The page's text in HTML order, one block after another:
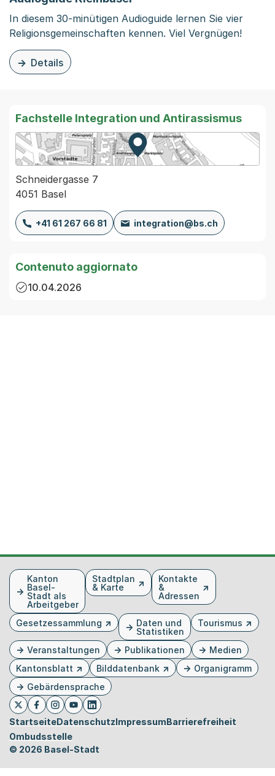
In diesem 30-minütigen Audioguide lernen Sie vier
Religionsgemeinschaften kennen. Viel Vergnügen!
Details
zu dieser Organisationsseite: Audioguide Kleinbasel
Fachstelle Integration und Antirassismus
Zur Karte von MapBS.
Externer Link, wird in einem
Schneidergasse 7
4051 Basel
+41 61 267 66 81 integration@bs.ch
Contenuto aggiornato
10.04.2026
FusszeileKanton
Basel-
Stadt als
Arbeitgeber
Stadtplan
& Karte
Kontakte
&
Adressen
Gesetzessammlung
Daten und
Statistiken
Tourismus
Veranstaltungen Publikationen
Medien
Kantonsblatt
Bilddatenbank
Organigramm
Gebärdensprache
Twitter Externer Link, wird in einem neuen Tab oder Fenster
FacebookExterner Link, wird in einem neuen Tab oder
InstagramExterner Link, wird in einem neuen Tab
YoutubeExterner Link, wird in einem neuen
Linkedin
StartseiteDatenschutzImpressumBarrierefreiheit
Ombudsstelle
© 2026 Basel-Stadt